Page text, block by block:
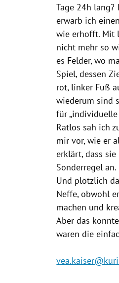
Tage 24h
erwarb ich
wie erhofft. Mit
nicht mehr so
es Felder, wo
Spiel, dessen
rot, linker Fuß
wiederum sind
für „individuelle
Ratlos sah ich
mir vor, wie er
erklärt, dass
Sonderregel an.
Und plötzlich
Neffe, obwohl
machen und
Aber das
waren die